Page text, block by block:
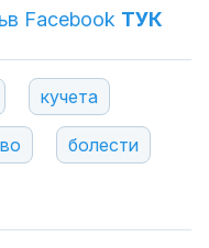
Facebook ТУК
кучета
болести